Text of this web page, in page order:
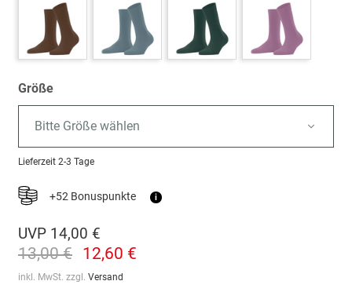
Größe
Bitte Größe wählen
Lieferzeit 2-3 Tage
+52 Bonuspunkte i
UVP 14,00 €
13,00 € 12,60 €
inkl. MwSt. zzgl. Versand